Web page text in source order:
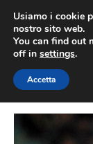
contenuto
Usiamo i cookie
nostro sito web.
You can find out
off in settings.
Accetta